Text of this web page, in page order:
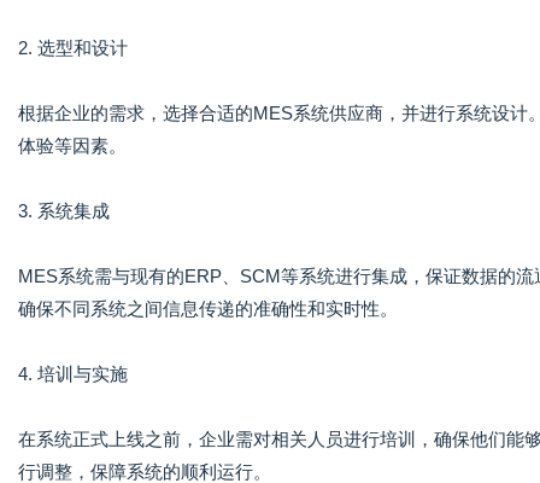
2. 选型和设计
根据企业的需求，选择合适的MES系统供应商，并进行系统设
体验等因素。
3. 系统集成
MES系统需与现有的ERP、SCM等系统进行集成，保证数据的
确保不同系统之间信息传递的准确性和实时性。
4. 培训与实施
在系统正式上线之前，企业需对相关人员进行培训，确保他们能
行调整，保障系统的顺利运行。